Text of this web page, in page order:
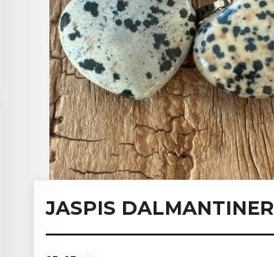
JASPIS DALMANTINER